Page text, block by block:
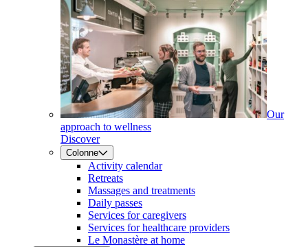
Our
approach to wellness
Discover
Colonne
Activity calendar
Retreats
Massages and treatments
Daily passes
Services for caregivers
Services for healthcare providers
Le Monastère at home